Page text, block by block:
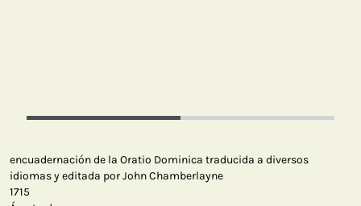
encuadernación de la Oratio Dominica traducida a diversos
idiomas y editada por John Chamberlayne
1715